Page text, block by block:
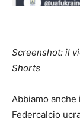
Screenshot: il
Shorts
Abbiamo
Federcalcio